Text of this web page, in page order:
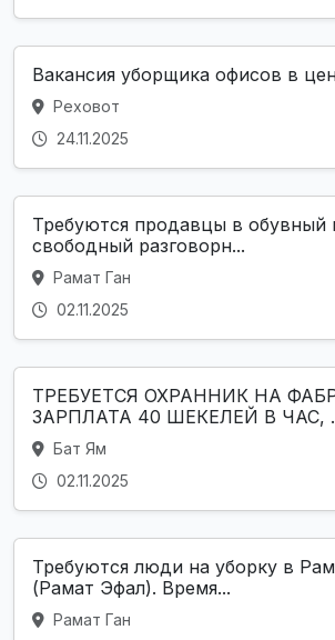
Вакансия уборщика офисов в
Реховот
24.11.2025
Требуются продавцы в обувный
свободный разговорн...
Рамат Ган
02.11.2025
ТРЕБУЕТСЯ ОХРАННИК НА
ЗАРПЛАТА 40 ШЕКЕЛЕЙ В ЧАС,
Бат Ям
02.11.2025
Требуются люди на уборку в
(Рамат Эфал). Время...
Рамат Ган